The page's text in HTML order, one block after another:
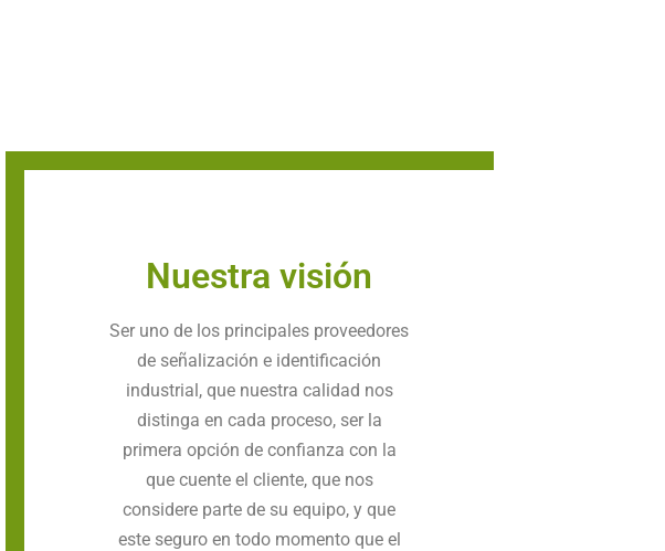
Nuestra visión
Ser uno de los principales proveedores
de señalización e identificación
industrial, que nuestra calidad nos
distinga en cada proceso, ser la
primera opción de confianza con la
que cuente el cliente, que nos
considere parte de su equipo, y que
este seguro en todo momento que el